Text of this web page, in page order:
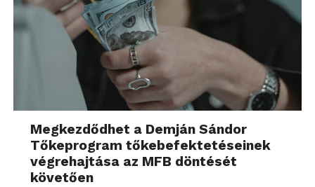
Megkezdődhet a Demján Sándor
Tőkeprogram tőkebefektetéseinek
végrehajtása az MFB döntését
követően